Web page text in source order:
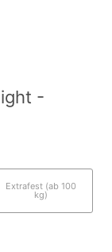
-
Extrafest (ab 100
kg)